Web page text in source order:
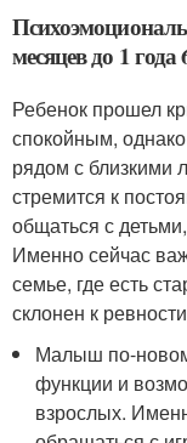
месяцев до 1 года
Ребенок прошел
спокойным,
рядом с близкими
стремится к
общаться с
Именно сейчас
семье, где есть
склонен к
Малыш по-
функции и
взрослых.